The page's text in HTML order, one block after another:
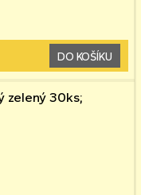
DO KOŠÍKU
zelený 30ks;